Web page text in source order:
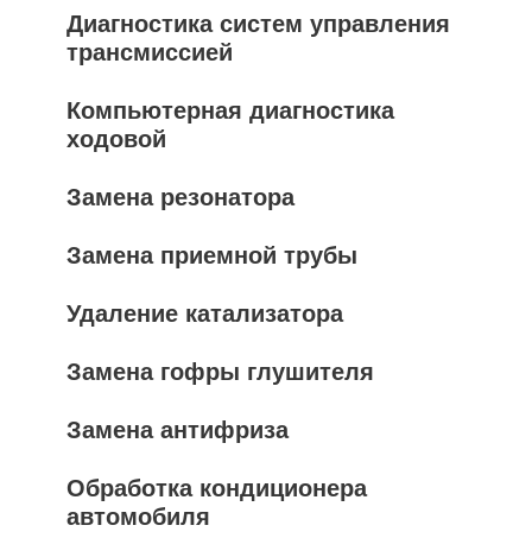
Диагностика систем управления
трансмиссией
Компьютерная диагностика
ходовой
Замена резонатора
Замена приемной трубы
Удаление катализатора
Замена гофры глушителя
Замена антифриза
Обработка кондиционера
автомобиля